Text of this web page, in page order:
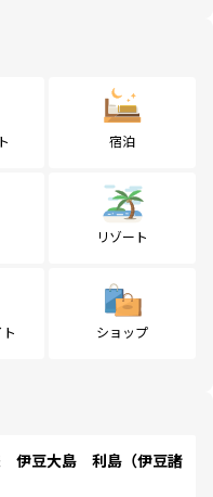
宿泊
リゾート
ショップ
豆大島 利島（伊豆諸